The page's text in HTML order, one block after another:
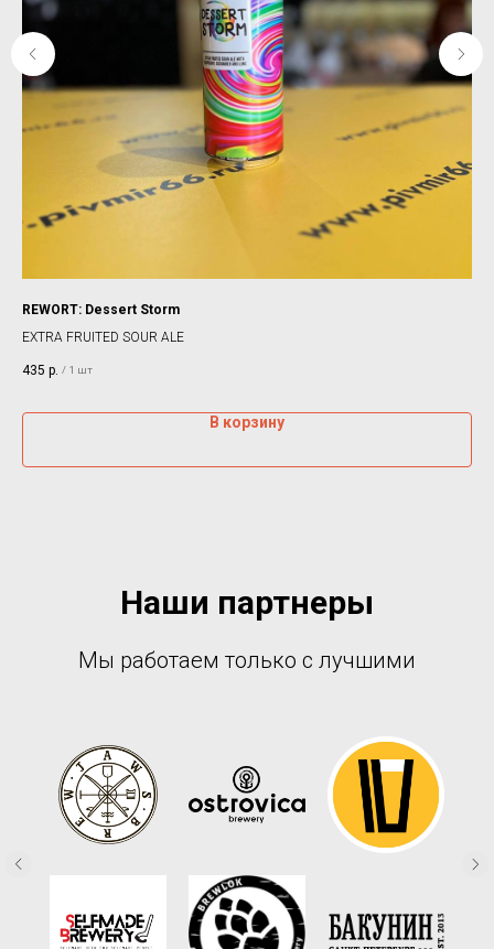
REWORT: Dessert Storm
EXTRA FRUITED SOUR ALE
435 р. / 1 шт
В корзину
Наши партнеры
Мы работаем только с лучшими